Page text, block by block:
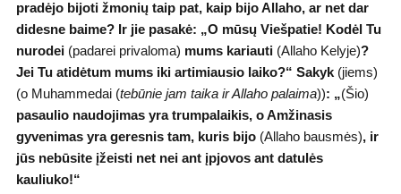
pradėjo bijoti žmonių taip pat, kaip bijo Allaho, ar net dar
didesne baime? Ir jie pasakė: „O mūsų Viešpatie! Kodėl Tu
nurodei(padarei privaloma) mums kariauti(Allaho Kelyje)?
Jei Tu atidėtum mums iki artimiausio laiko?“ Sakyk(jiems)
(o Muhammedai (tebūnie jam taika ir Allaho palaima)): „(Šio)
pasaulio naudojimas yra trumpalaikis, o Amžinasis
gyvenimas yra geresnis tam, kuris bijo(Allaho bausmės), ir
jūs nebūsite įžeisti net nei ant įpjovos ant datulės
kauliuko!“